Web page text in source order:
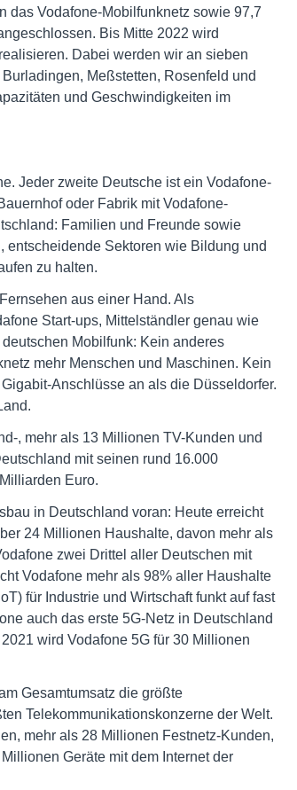
das Vodafone-Mobilfunknetz sowie 97,7
Bis Mitte 2022 wird
Dabei werden wir an sieben
Meßstetten, Rosenfeld und
und Geschwindigkeiten im
Jeder zweite Deutsche ist ein Vodafone-
oder Fabrik mit Vodafone-
Familien und Freunde sowie
entscheidende Sektoren wie Bildung und
zu halten.
aus einer Hand. Als
Start-ups, Mittelständler genau wie
Mobilfunk: Kein anderes
mehr Menschen und Maschinen. Kein
Anschlüsse an als die Düsseldorfer.
, mehr als 13 Millionen TV-Kunden und
mit seinen rund 16.000
Euro.
in Deutschland voran: Heute erreicht
24 Millionen Haushalte, davon mehr als
zwei Drittel aller Deutschen mit
Vodafone mehr als 98% aller Haushalte
für Industrie und Wirtschaft funkt auf fast
auch das erste 5G-Netz in Deutschland
wird Vodafone 5G für 30 Millionen
Gesamtumsatz die größte
Telekommunikationskonzerne der Welt.
mehr als 28 Millionen Festnetz-Kunden,
Geräte mit dem Internet der